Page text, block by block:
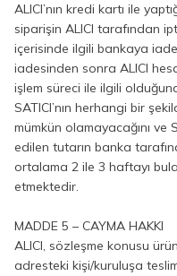
ALICI’nın kredi kartı ile
siparişin ALICI tarafından
içerisinde ilgili bankaya
iadesinden sonra ALICI
işlem süreci ile ilgili
SATICI’nın herhangi bir
mümkün olamayacağını ve
edilen tutarın banka
ortalama 2 ile 3 haftayı
etmektedir.
MADDE 5 – CAYMA HAKKI
ALICI, sözleşme konusu
adresteki kişi/kuruluşa